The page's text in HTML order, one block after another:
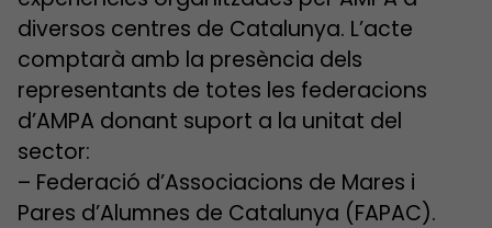
diversos centres de Catalunya. L’acte
comptarà amb la presència dels
representants de totes les federacions
d’AMPA donant suport a la unitat del
sector:
– Federació d’Associacions de Mares i
Pares d’Alumnes de Catalunya (FAPAC).